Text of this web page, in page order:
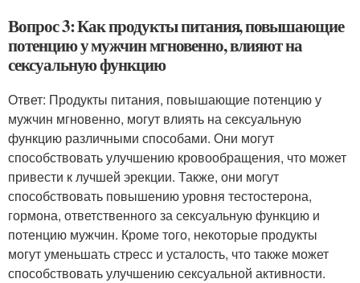
Вопрос 3: Как продукты питания, повышающие
потенцию у мужчин мгновенно, влияют на
сексуальную функцию
Ответ: Продукты питания, повышающие потенцию у
мужчин мгновенно, могут влиять на сексуальную
функцию различными способами. Они могут
способствовать улучшению кровообращения, что может
привести к лучшей эрекции. Также, они могут
способствовать повышению уровня тестостерона,
гормона, ответственного за сексуальную функцию и
потенцию мужчин. Кроме того, некоторые продукты
могут уменьшать стресс и усталость, что также может
способствовать улучшению сексуальной активности.